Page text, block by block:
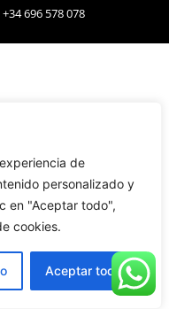
de
personalizado y
en "Aceptar todo",
cookies.
Aceptar todo
696 578 078